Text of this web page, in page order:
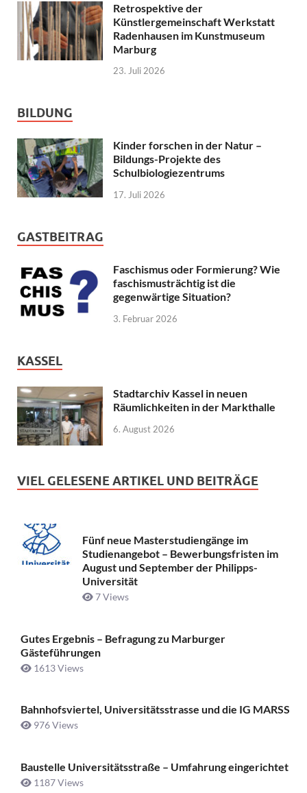
Retrospektive der
Künstlergemeinschaft Werkstatt
Radenhausen im Kunstmuseum
Marburg
23. Juli 2026
BILDUNG
Kinder forschen in der Natur –
Bildungs-Projekte des
Schulbiologiezentrums
17. Juli 2026
GASTBEITRAG
Faschismus oder Formierung? Wie
faschismusträchtig ist die
gegenwärtige Situation?
3. Februar 2026
KASSEL
Stadtarchiv Kassel in neuen
Räumlichkeiten in der Markthalle
6. August 2026
VIEL GELESENE ARTIKEL UND BEITRÄGE
Fünf neue Masterstudiengänge im
Studienangebot – Bewerbungsfristen im
August und September der Philipps-
Universität
7 Views
Gutes Ergebnis – Befragung zu Marburger
Gästeführungen
1613 Views
Bahnhofsviertel, Universitätsstrasse und die IG MARSS
976 Views
Baustelle Universitätsstraße ­– Umfahrung eingerichtet
1187 Views